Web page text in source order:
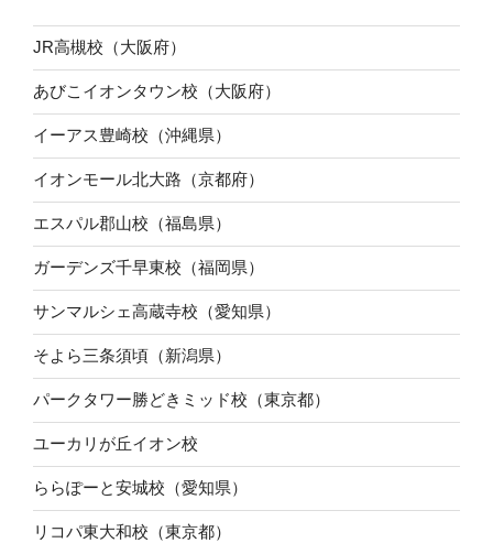
JR高槻校（大阪府）
あびこイオンタウン校（大阪府）
イーアス豊崎校（沖縄県）
イオンモール北大路（京都府）
エスパル郡山校（福島県）
ガーデンズ千早東校（福岡県）
サンマルシェ高蔵寺校（愛知県）
そよら三条須頃（新潟県）
パークタワー勝どきミッド校（東京都）
ユーカリが丘イオン校
ららぽーと安城校（愛知県）
リコパ東大和校（東京都）